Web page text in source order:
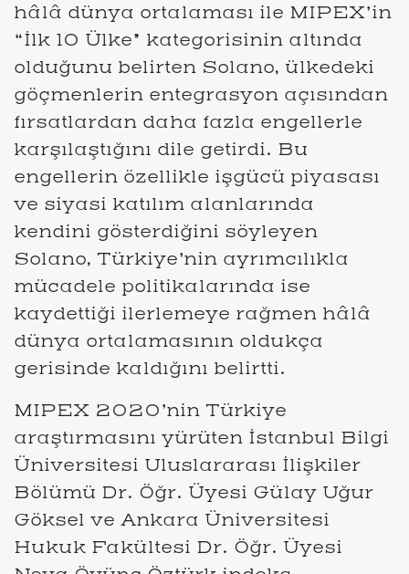
hâlâ dünya ortalaması ile MIPEX’in
“İlk 10 Ülke” kategorisinin altında
olduğunu belirten Solano, ülkedeki
göçmenlerin entegrasyon açısından
fırsatlardan daha fazla engellerle
karşılaştığını dile getirdi. Bu
engellerin özellikle işgücü piyasası
ve siyasi katılım alanlarında
kendini gösterdiğini söyleyen
Solano, Türkiye’nin ayrımcılıkla
mücadele politikalarında ise
kaydettiği ilerlemeye rağmen hâlâ
dünya ortalamasının oldukça
gerisinde kaldığını belirtti.
MIPEX 2020’nin Türkiye
araştırmasını yürüten İstanbul Bilgi
Üniversitesi Uluslararası İlişkiler
Bölümü Dr. Öğr. Üyesi Gülay Uğur
Göksel ve Ankara Üniversitesi
Hukuk Fakültesi Dr. Öğr. Üyesi